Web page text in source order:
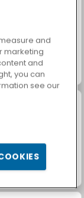
Story
and
marketing
and
you can
see our